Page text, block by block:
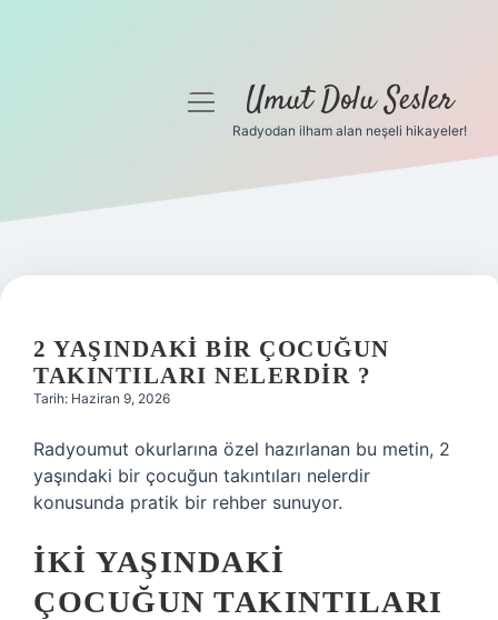
Gizlilik Politikası
Yasal Uyarı
menüyüUmut Dolu Sesler
Radyodan ilham alan neşeli hikayeler!
2 YAŞINDAKI BIR ÇOCUĞUN
TAKINTILARI NELERDIR ?
Tarih: Haziran 9, 2026
Radyoumut okurlarına özel hazırlanan bu metin, 2
yaşındaki bir çocuğun takıntıları nelerdir
konusunda pratik bir rehber sunuyor.
İKI YAŞINDAKI
ÇOCUĞUN TAKINTILARI